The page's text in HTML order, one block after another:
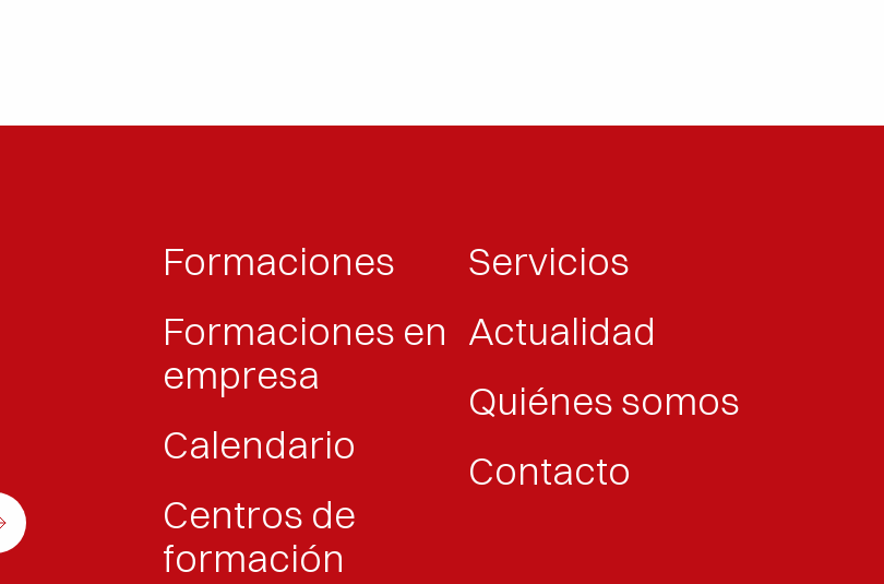
Formaciones
Formaciones en
empresa
Calendario
Centros de
formación
Servicios
Actualidad
Quiénes somos
Contacto